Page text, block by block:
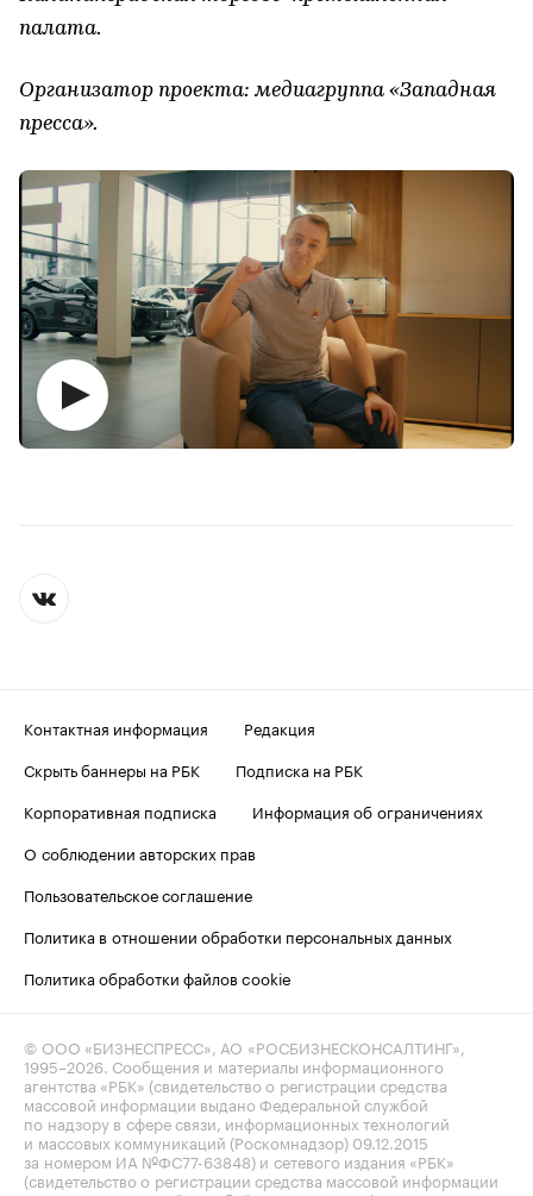
палата.
Организатор проекта: медиагруппа «Западная
пресса».
Контактная информация
Редакция
Скрыть баннеры на РБК
Подписка на РБК
Корпоративная подписка
Информация об ограничениях
О соблюдении авторских прав
Пользовательское соглашение
Политика в отношении обработки персональных данных
Политика обработки файлов cookie
© ООО «БИЗНЕСПРЕСС», АО «РОСБИЗНЕСКОНСАЛТИНГ»,
1995–2026. Сообщения и материалы информационного
агентства «РБК» (свидетельство о регистрации средства
массовой информации выдано Федеральной службой
по надзору в сфере связи, информационных технологий
и массовых коммуникаций (Роскомнадзор) 09.12.2015
за номером ИА №ФС77-63848) и сетевого издания «РБК»
(свидетельство о регистрации средства массовой информации